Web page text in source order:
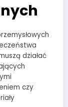
działać
czy